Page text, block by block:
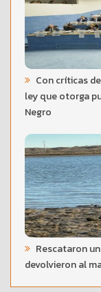
Con críticas
ley que otorga
Negro
Rescataron
devolvieron al